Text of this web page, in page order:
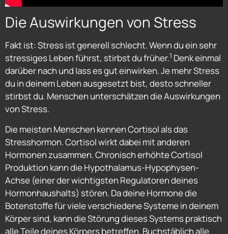
Die Auswirkungen von Stress
Fakt ist: Stress ist generell schlecht. Wenn du ein sehr
stressiges Leben führst, stirbst du früher.1 Denk einmal
darüber nach und lass es gut einwirken. Je mehr Stress
du in deinem Leben ausgesetzt bist, desto schneller
stirbst du. Menschen unterschätzen die Auswirkungen
von Stress.
Die meisten Menschen kennen Cortisol als das
Stresshormon. Cortisol wirkt dabei mit anderen
Hormonen zusammen. Chronisch erhöhte Cortisol
Produktion kann die Hypothalamus-Hypophysen-
Achse (einer der wichtigsten Regulatoren deines
Hormonhaushalts) stören. Da deine Hormone die
Botenstoffe für viele verschiedene Systeme in deinem
Körper sind, kann die Störung dieses Systems praktisch
alle Teile deines Körpers betreffen. Buchstäblich alle